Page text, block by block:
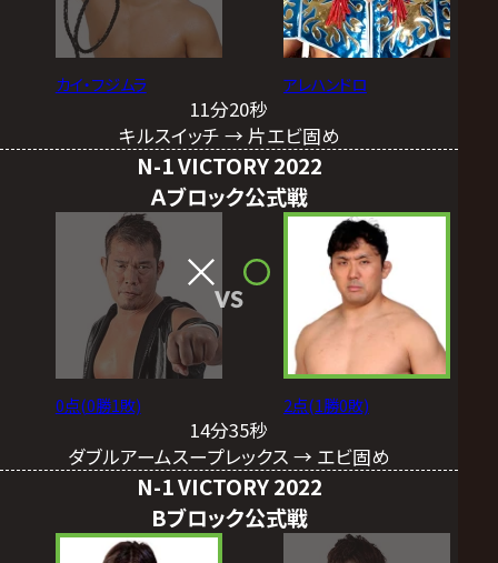
カイ・フジムラ アレハンドロ
11分20秒
キルスイッチ → 片エビ固め
N-1 VICTORY 2022
Ａブロック公式戦
0点(0勝1敗)
VS
2点(1勝0敗)
14分35秒
ダブルアームスープレックス → エビ固め
N-1 VICTORY 2022
Bブロック公式戦